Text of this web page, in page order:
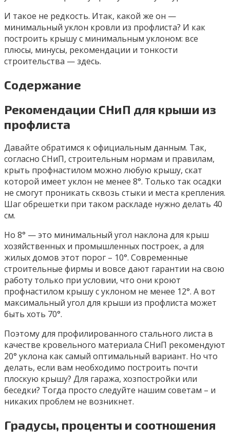
И такое не редкость. Итак, какой же он —
минимальный уклон кровли из профлиста? И как
построить крышу с минимальным уклоном: все
плюсы, минусы, рекомендации и тонкости
строительства — здесь.
Содержание
Рекомендации СНиП для крыши из
профлиста
Давайте обратимся к официальным данным. Так,
согласно СНиП, строительным нормам и правилам,
крыть профнастилом можно любую крышу, скат
которой имеет уклон не менее 8°. Только так осадки
не смогут проникать сквозь стыки и места крепления.
Шаг обрешетки при таком раскладе нужно делать 40
см.
Но 8° — это минимальный угол наклона для крыш
хозяйственных и промышленных построек, а для
жилых домов этот порог – 10°. Современные
строительные фирмы и вовсе дают гарантии на свою
работу только при условии, что они кроют
профнастилом крышу с уклоном не менее 12°. А вот
максимальный угол для крыши из профлиста может
быть хоть 70°.
Поэтому для профилированного стального листа в
качестве кровельного материала СНиП рекомендуют
20° уклона как самый оптимальный вариант. Но что
делать, если вам необходимо построить почти
плоскую крышу? Для гаража, хозпостройки или
беседки? Тогда просто следуйте нашим советам – и
никаких проблем не возникнет.
Градусы, проценты и соотношения